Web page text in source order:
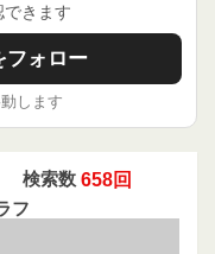
認済みの番号で
に応答された方
す。
報共有は被害防
寄せください。
できます
フォロー
します
検索数 658回
フ